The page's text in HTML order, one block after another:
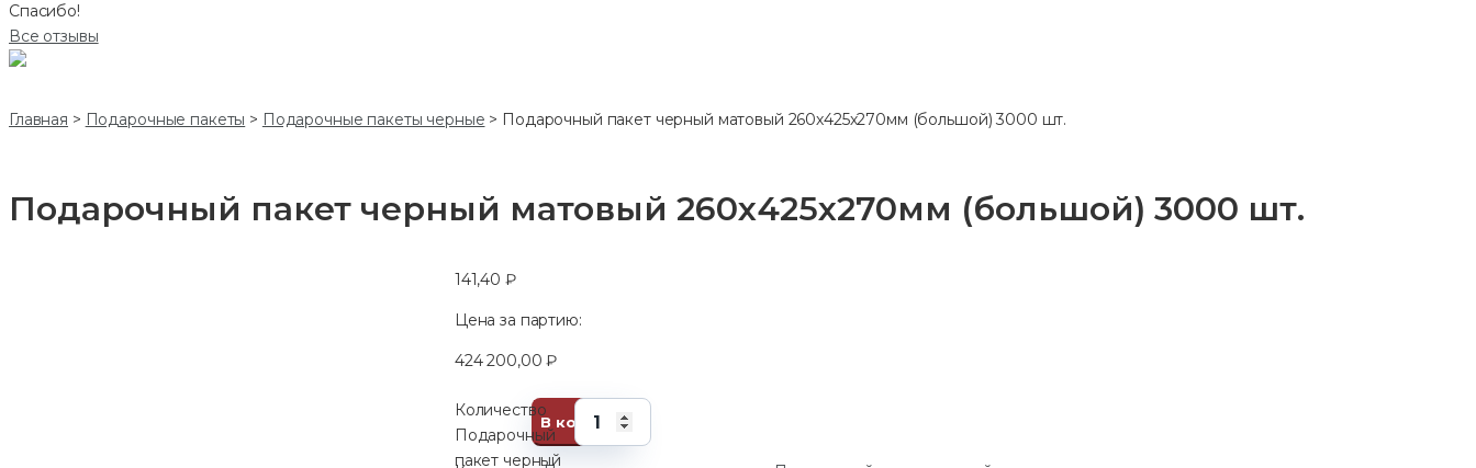
Спасибо!
Все отзывы
Главная > Подарочные пакеты > Подарочные пакеты черные > Подарочный пакет черный матовый 260х425х270мм (большой) 3000 шт.
Подарочный пакет черный матовый 260х425х270мм (большой) 3000 шт.
141,40 ₽
Цена за партию:
424 200,00₽
Количество
Подарочный
пакет черный
В корзину